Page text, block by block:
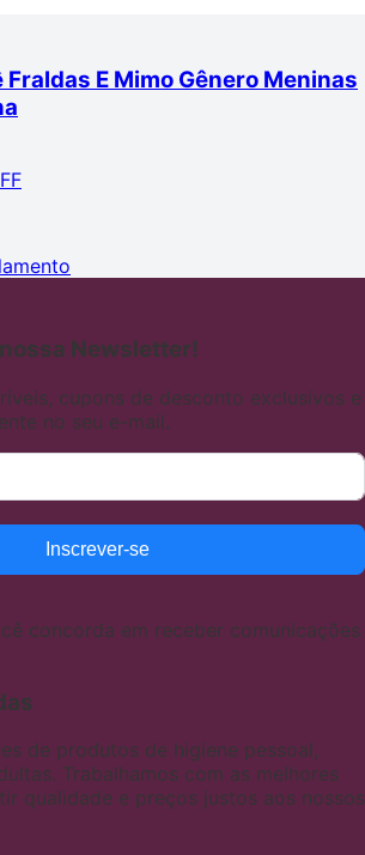
Fraldas E Mimo Gênero Meninas
Newsletter!
cupons de desconto exclusivos e
no seu e-mail.
Inscrever-se
concorda em receber comunicações
de produtos de higiene pessoal,
Trabalhamos com as melhores
qualidade e preços justos aos nossos